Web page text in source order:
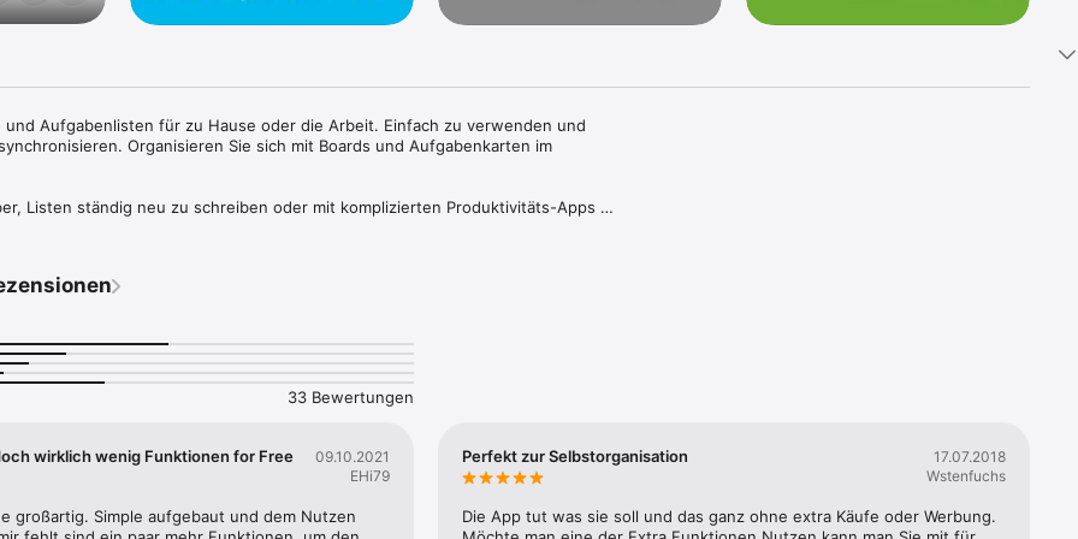
und Aufgabenlisten für zu Hause oder die Arbeit. Einfach zu verwenden und
Organisieren Sie sich mit Boards und Aufgabenkarten im
Listen ständig neu zu schreiben oder mit komplizierten Produktivitäts-Apps
erstellen,
und
Ort.
Zuhause, Schule oder ein neues Projekt gründen,
die wie „Haftnotizen“ aussehen,
in verschiedene Spalten, um den Fortschritt zu verfolgen (oder was
ist!)
33 Bewertungen
wirklich wenig Funktionen for Free
09.10.2021
EHi79
großartig. Simple aufgebaut und dem Nutzen
Perfekt zur Selbstorganisation
17.07.2018
Wstenfuchs
Die App tut was sie soll und das ganz ohne extra Käufe oder Werbung.